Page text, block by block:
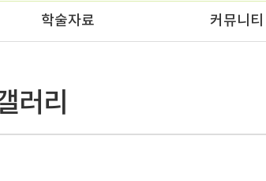
학술자료 커뮤니티
러리